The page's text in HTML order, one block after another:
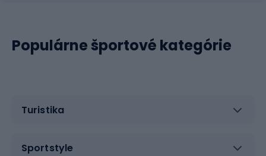
Populárne športové kategórie
Turistika
Sportstyle